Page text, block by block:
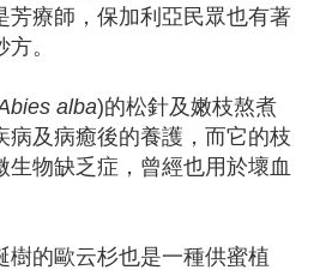
芳療師，保加利亞民眾也有著
。
alba)的松針及嫩枝熬煮
病及病癒後的養護，而它的枝
生物缺乏症，曾經也用於壞血
樹的歐云杉也是一種供蜜植